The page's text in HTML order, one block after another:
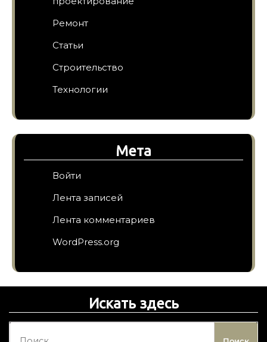
Ремонт
Статьи
Строительство
Технологии
Мета
Войти
Лента записей
Лента комментариев
WordPress.org
Искать здесь